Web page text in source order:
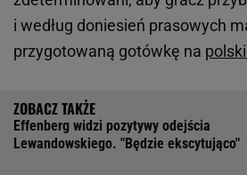
i według doniesień prasowych
przygotowaną gotówkę na
Effenberg widzi pozytywy odejścia
Lewandowskiego. "Będzie ekscytująco"